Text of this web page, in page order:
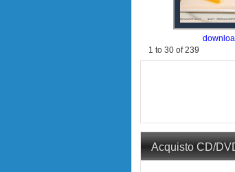
1 to 30 of 239
Acquisto CD/